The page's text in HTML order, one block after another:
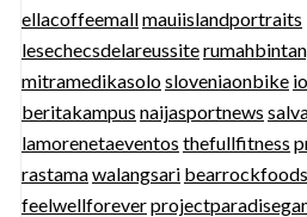
ellacoffeemallmauiislandportraits
lesechecsdelareussite
mitramedikasolosloveniaonbike
beritakampus naijasportnews
lamorenetaeventos thefullfitness
rastamawalangsari bearrockfoods
feelwellforever